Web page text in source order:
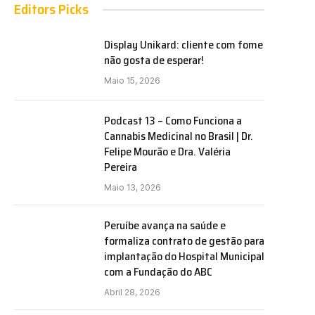
Editors Picks
Display Unikard: cliente com fome
não gosta de esperar!
Maio 15, 2026
Podcast 13 – Como Funciona a
Cannabis Medicinal no Brasil | Dr.
Felipe Mourão e Dra. Valéria
Pereira
Maio 13, 2026
Peruíbe avança na saúde e
formaliza contrato de gestão para
implantação do Hospital Municipal
com a Fundação do ABC
Abril 28, 2026